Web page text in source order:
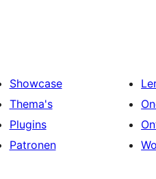
Showcase
Thema's
Plugins
Patronen